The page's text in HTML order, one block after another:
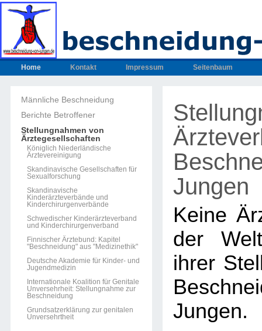
Home Kontakt Impressum Seitenbaum
Männliche Beschneidung
Berichte Betroffener
Stellungnahmen von
Ärztegesellschaften
Königlich Niederländische
Ärztevereinigung
Skandinavische Gesellschaften für
Sexualforschung
Skandinavische
Kinderärzteverbände und
Kinderchirurgenverbände
Schwedischer Kinderärzteverband
und Kinderchirurgenverband
Finnischer Ärztebund: Kapitel
"Beschneidung" aus "Medizinethik"
Deutsche Akademie für Kinder- und
Jugendmedizin
Internationale Koalition für Genitale
Unversehrheit: Stellungnahme zur
Beschneidung
Grundsatzerklärung zur genitalen
Unversehrtheit
Jungen
Keine
der
ihrer
Jungen.